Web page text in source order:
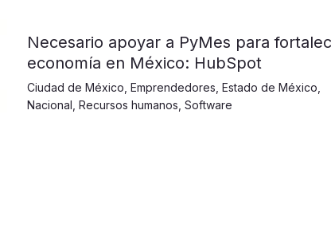
​​​​​Necesario apoyar a PyMes para
economía en México: HubSpot
Ciudad de México Emprendedores Estado de México
Nacional Recursos humanos Software